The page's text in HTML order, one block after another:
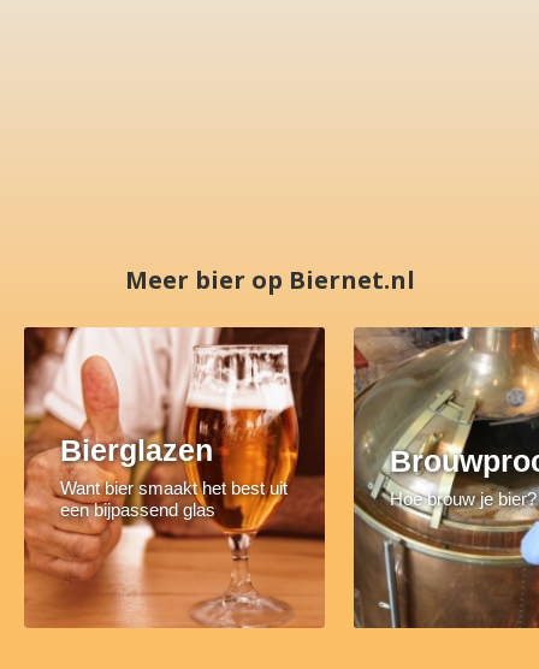
Meer bier op Biernet.nl
Bierglazen
Want bier smaakt het best uit
een bijpassend glas
Hoe brouw je bier?